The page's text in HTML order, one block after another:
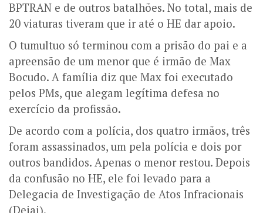
BPTRAN e de outros batalhões. No total, mais de
20 viaturas tiveram que ir até o HE dar apoio.
O tumultuo só terminou com a prisão do pai e a
apreensão de um menor que é irmão de Max
Bocudo. A família diz que Max foi executado
pelos PMs, que alegam legítima defesa no
exercício da profissão.
De acordo com a polícia, dos quatro irmãos, três
foram assassinados, um pela polícia e dois por
outros bandidos. Apenas o menor restou. Depois
da confusão no HE, ele foi levado para a
Delegacia de Investigação de Atos Infracionais
(Deiai).